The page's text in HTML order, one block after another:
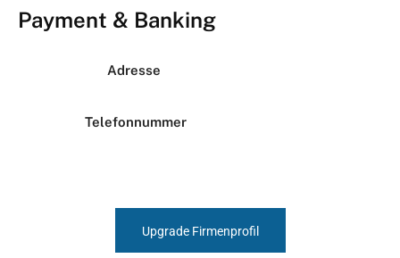
Payment & Banking
Adresse
Telefonnummer
Upgrade Firmenprofil